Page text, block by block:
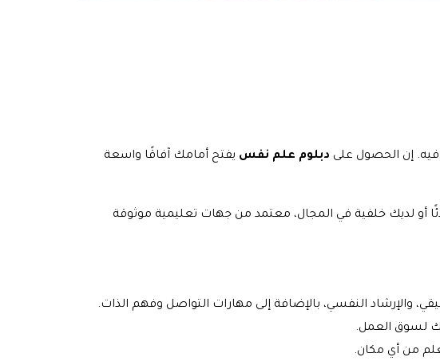
إن الحصول على دبلوم علم نفس يفتح أمامك آفاقًا واسعة
لديك خلفية في المجال، معتمد من جهات تعليمية موثوقة
والإرشاد النفسي، بالإضافة إلى مهارات التواصل وفهم الذات.
لسوق العمل.
من أي مكان.